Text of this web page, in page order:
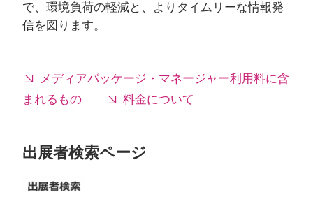
で、環境負荷の軽減と、よりタイムリーな情報発
信を図ります。
メディアパッケージ・マネージャー利用料に含
まれるもの
料金について
出展者検索ページ